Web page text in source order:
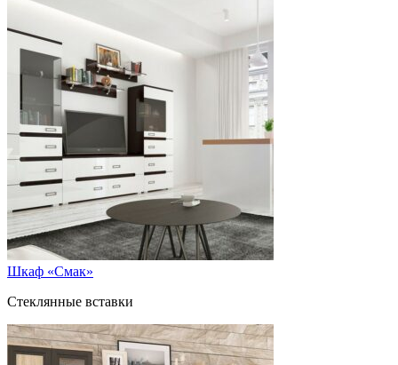
Шкаф «Смак»
Стеклянные вставки